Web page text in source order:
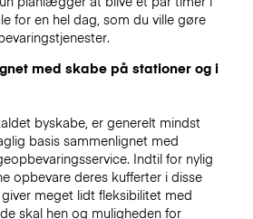
for en hel dag, som du ville gøre
med skabe på stationer og i
byskabe, er generelt mindst
basis sammenlignet med
Indtil for nylig
opbevare deres kufferter i disse
meget lidt fleksibilitet med
skal hen og muligheden for